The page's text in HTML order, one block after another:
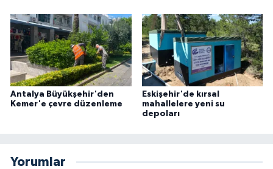
Antalya Büyükşehir'den
Kemer'e çevre düzenleme
Eskişehir'de kırsal
mahallelere yeni su
depoları
Yorumlar